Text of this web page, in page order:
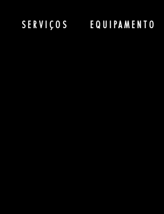
SERVIÇOS EQUIPAMENTO